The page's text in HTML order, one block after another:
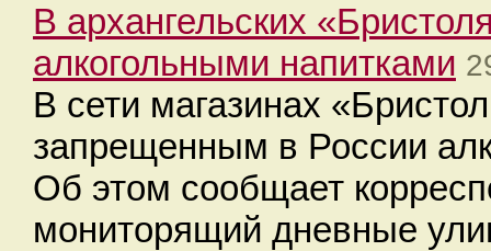
В архангельских
алкогольными напитками
В сети магазинах
запрещенным в России
Об этом сообщает
мониторящий дневные